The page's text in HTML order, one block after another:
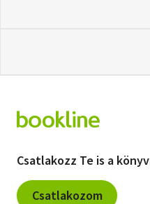
Csatlakozz Te is a
Csatlakozom